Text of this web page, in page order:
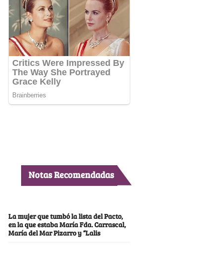
Notas Recomendadas
La mujer que tumbó la lista del Pacto,
en la que estaba María Fda. Carrascal,
María del Mar Pizarro y “Lalis